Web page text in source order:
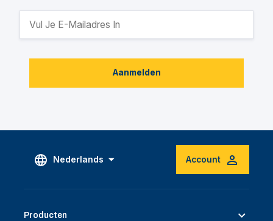
Aanmelden
Nederlands Account
Producten